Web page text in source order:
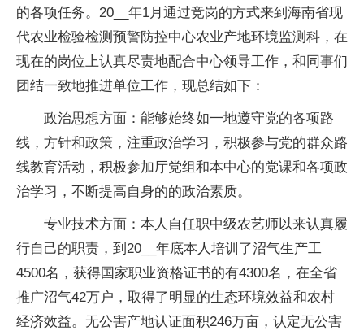
的各项任务。20__年1月通过竞岗的方式来到海南省现
代农业检验检测预警防控中心农业产地环境监测科，在
现在的岗位上认真尽责地配合中心领导工作，和同事们
团结一致地推进单位工作，现总结如下：
政治思想方面：能够始终如一地遵守党的各项路
线，方针和政策，注重政治学习，积极参与党的群众路
线教育活动，积极参加厅党组和本中心的党课和各项政
治学习，不断提高自身的的政治素质。
专业技术方面：本人自任职中级农艺师以来认真履
行自己的职责，到20__年底本人培训了沼气生产工
4500名，获得国家职业资格证书的有4300名，在全省
推广沼气42万户，取得了明显的生态环境效益和农村
经济效益。无公害产地认证面积246万亩，认定无公害